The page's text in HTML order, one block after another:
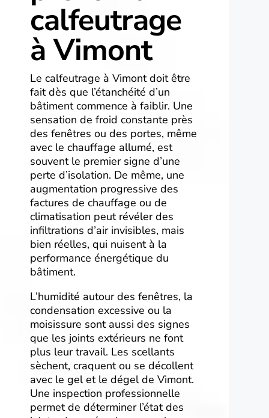
calfeutrage
à Vimont
Le calfeutrage à Vimont doit être
fait dès que l’étanchéité d’un
bâtiment commence à faiblir. Une
sensation de froid constante près
des fenêtres ou des portes, même
avec le chauffage allumé, est
souvent le premier signe d’une
perte d’isolation. De même, une
augmentation progressive des
factures de chauffage ou de
climatisation peut révéler des
infiltrations d’air invisibles, mais
bien réelles, qui nuisent à la
performance énergétique du
bâtiment.
L’humidité autour des fenêtres, la
condensation excessive ou la
moisissure sont aussi des signes
que les joints extérieurs ne font
plus leur travail. Les scellants
sèchent, craquent ou se décollent
avec le gel et le dégel de Vimont.
Une inspection professionnelle
permet de déterminer l’état des